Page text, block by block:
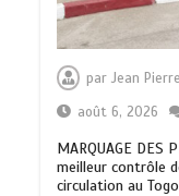
parJean
août 6, 2026
MARQUAGE DES
meilleur contrôle
circulation au Togo